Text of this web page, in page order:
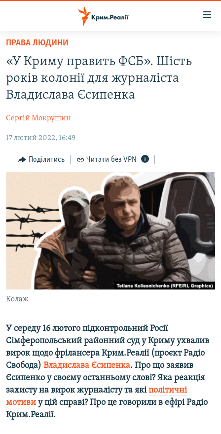
Перейти
основного
матеріалу
Перейти
до
основної
навігації
Перейти
пошуку
ВОДА.КРИМ
ВІДЕО ТА ФОТО
БЛОГИ
ПОГЛЯД
ІНТЕРВ'Ю
СПЕЦПРОЕКТИ
ДЕПОРТАЦІЯ
ВІДЕОУРОКИ «ELIFBE»
СВІДЧЕННЯ ОКУПАЦІЇ
УКРАЇНСЬКА ПРОБЛЕМА КРИМУ
ІНФОГРАФІКА
ЯК ОБІЙТИ БЛОКУВАННЯ
Русский
Qırımtatar
ДОЛУЧАЙСЯ!
Усі сайти RFE/RL
ПРАВА ЛЮДИНИ
«У Криму править ФСБ». Шість
років колонії для журналіста
Владислава Єсипенка
Сергій Мокрушин
17 лютий 2022, 16:49
Поділитись Читати без VPN
Колаж
У середу 16 лютого підконтрольний Росії
Сімферопольський районний суд у Криму ухвалив
вирок щодо фрілансера Крим.Реалії (проєкт Радіо
Свобода) Владислава Єсипенка. Про що заявив
Єсипенко у своєму останньому слові? Яка реакція
захисту на вирок журналісту та якіполітичні
мотиви у цій справі? Про це говорили в ефірі Радіо
Крим.Реалії.